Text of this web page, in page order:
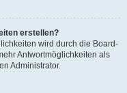
erstellen?
wird durch die Board-
Antwortmöglichkeiten als
Administrator.